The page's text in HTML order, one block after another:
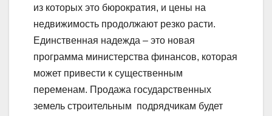
из которых это бюрократия, и цены на
недвижимость продолжают резко расти.
Единственная надежда – это новая
программа министерства финансов, которая
может привести к существенным
переменам. Продажа государственных
земель строительным подрядчикам будет